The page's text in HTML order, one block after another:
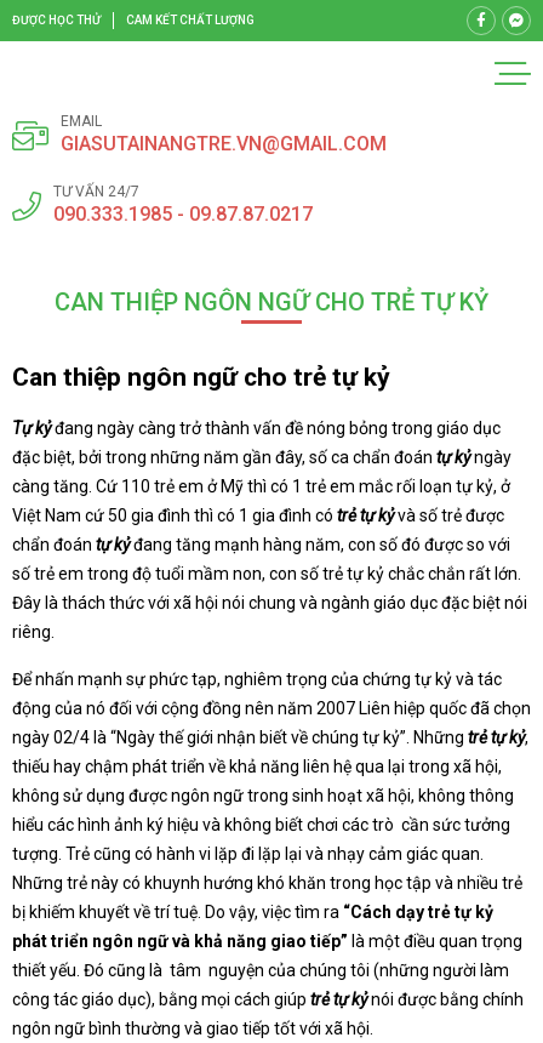
ĐƯỢC HỌC THỬ CAM KẾT CHẤT LƯỢNG
EMAIL
GIASUTAINANGTRE.VN@GMAIL.COM
TƯ VẤN 24/7
090.333.1985 - 09.87.87.0217
CAN THIỆP NGÔN NGỮ CHO TRẺ TỰ KỶ
Can thiệp ngôn ngữ cho trẻ tự kỷ
Tự kỷđang ngày càng trở thành vấn đề nóng bỏng trong giáo dục
đặc biệt, bởi trong những năm gần đây, số ca chẩn đoán tự kỷngày
càng tăng. Cứ 110 trẻ em ở Mỹ thì có 1 trẻ em mắc rối loạn tự kỷ, ở
Việt Nam cứ 50 gia đình thì có 1 gia đình có trẻ tự kỷvà số trẻ được
chẩn đoán tự kỷđang tăng mạnh hàng năm, con số đó được so với
số trẻ em trong độ tuổi mầm non, con số trẻ tự kỷ chắc chắn rất lớn.
Đây là thách thức với xã hội nói chung và ngành giáo dục đặc biệt nói
riêng.
Để nhấn mạnh sự phức tạp, nghiêm trọng của chứng tự kỷ và tác
động của nó đối với cộng đồng nên năm 2007 Liên hiệp quốc đã chọn
ngày 02/4 là “Ngày thế giới nhận biết về chúng tự kỷ”. Những trẻ tự kỷ,
thiếu hay chậm phát triển về khả năng liên hệ qua lại trong xã hội,
không sử dụng được ngôn ngữ trong sinh hoạt xã hội, không thông
hiểu các hình ảnh ký hiệu và không biết chơi các trò cần sức tưởng
tượng. Trẻ cũng có hành vi lặp đi lặp lại và nhạy cảm giác quan.
Những trẻ này có khuynh hướng khó khăn trong học tập và nhiều trẻ
bị khiếm khuyết về trí tuệ. Do vậy, việc tìm ra “Cách dạy trẻ tự kỷ
phát triển ngôn ngữ và khả năng giao tiếp” là một điều quan trọng
thiết yếu. Đó cũng là tâm nguyện của chúng tôi (những người làm
công tác giáo dục), bằng mọi cách giúp trẻ tự kỷnói được bằng chính
ngôn ngữ bình thường và giao tiếp tốt với xã hội.